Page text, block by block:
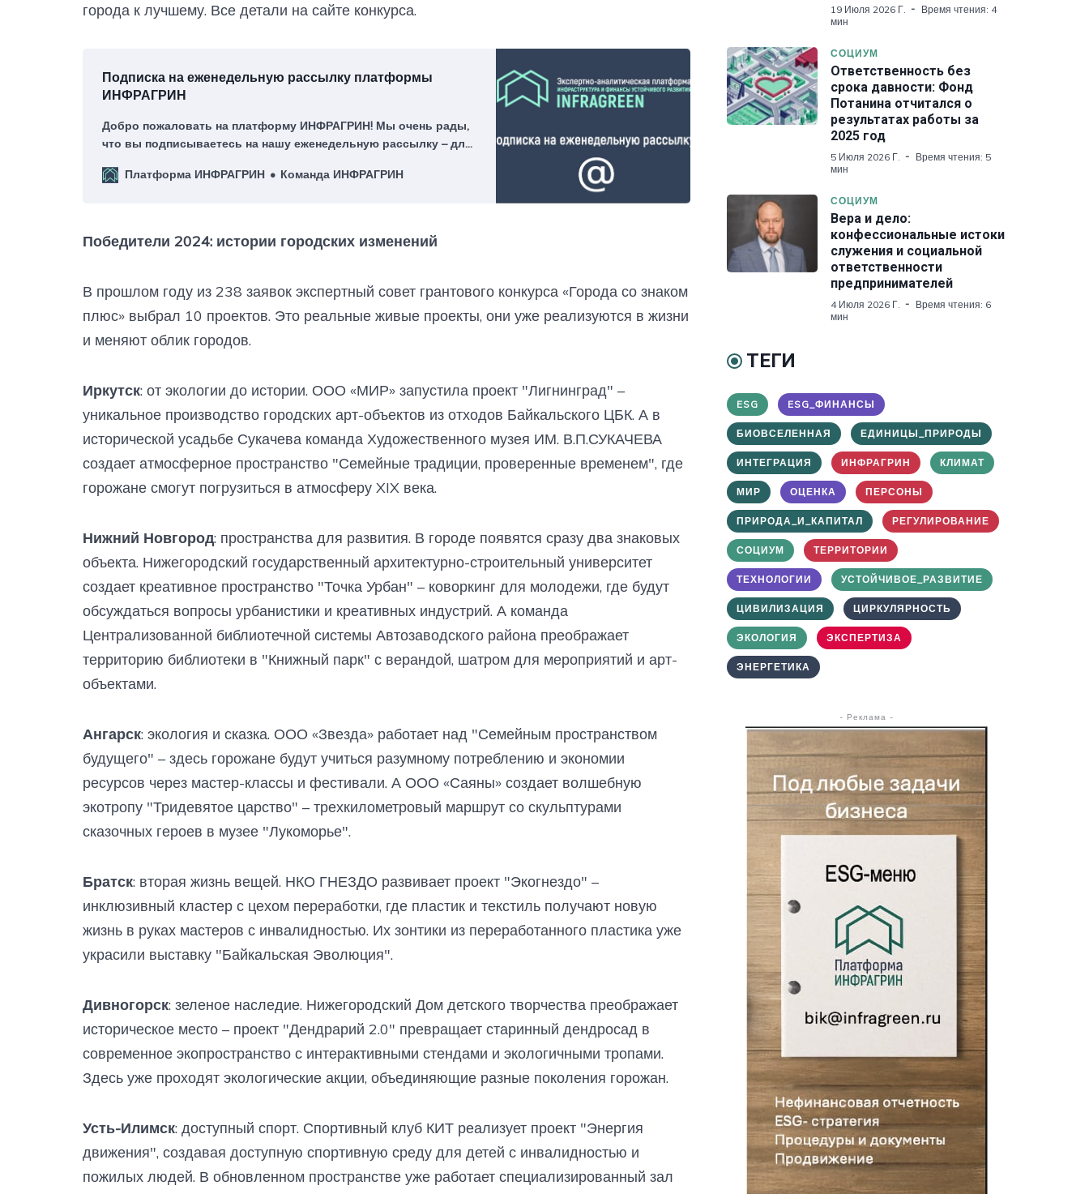
города к лучшему. Все детали на сайте конкурса.
Подписка на еженедельную рассылку платформы
ИНФРАГРИН
Добро пожаловать на платформу ИНФРАГРИН! Мы очень рады,
что вы подписываетесь на нашу еженедельную рассылку – для
Платформа ИНФРАГРИН
Команда ИНФРАГРИН
Победители 2024: истории городских изменений
В прошлом году из 238 заявок экспертный совет грантового конкурса «Города со знаком
плюс» выбрал 10 проектов. Это реальные живые проекты, они уже реализуются в жизни
и меняют облик городов.
Иркутск: от экологии до истории. ООО «МИР» запустила проект "Лигнинград" –
уникальное производство городских арт-объектов из отходов Байкальского ЦБК. А в
исторической усадьбе Сукачева команда Художественного музея ИМ. В.П.СУКАЧЕВА
создает атмосферное пространство "Семейные традиции, проверенные временем", где
горожане смогут погрузиться в атмосферу XIX века.
Нижний Новгород: пространства для развития. В городе появятся сразу два знаковых
объекта. Нижегородский государственный архитектурно-строительный университет
создает креативное пространство "Точка Урбан" – коворкинг для молодежи, где будут
обсуждаться вопросы урбанистики и креативных индустрий. А команда
Централизованной библиотечной системы Автозаводского района преображает
территорию библиотеки в "Книжный парк" с верандой, шатром для мероприятий и арт-
объектами.
Ангарск: экология и сказка. ООО «Звезда» работает над "Семейным пространством
будущего" – здесь горожане будут учиться разумному потреблению и экономии
ресурсов через мастер-классы и фестивали. А ООО «Саяны» создает волшебную
экотропу "Тридевятое царство" – трехкилометровый маршрут со скульптурами
сказочных героев в музее "Лукоморье".
Братск: вторая жизнь вещей. НКО ГНЕЗДО развивает проект "Экогнездо" –
инклюзивный кластер с цехом переработки, где пластик и текстиль получают новую
жизнь в руках мастеров с инвалидностью. Их зонтики из переработанного пластика уже
украсили выставку "Байкальская Эволюция".
Дивногорск: зеленое наследие. Нижегородский Дом детского творчества преображает
историческое место – проект "Дендрарий 2.0" превращает старинный дендросад в
современное экопространство с интерактивными стендами и экологичными тропами.
Здесь уже проходят экологические акции, объединяющие разные поколения горожан.
Усть-Илимск: доступный спорт. Спортивный клуб КИТ реализует проект "Энергия
движения", создавая доступную спортивную среду для детей с инвалидностью и
пожилых людей. В обновленном пространстве уже работает специализированный зал
19 Июля 2026 Г.
Время чтения: 4
мин
СОЦИУМ
Ответственность без
срока давности: Фонд
Потанина отчитался о
результатах работы за
2025 год
5 Июля 2026 Г.
Время чтения: 5
мин
СОЦИУМ
Вера и дело:
конфессиональные истоки
служения и социальной
ответственности
предпринимателей
4 Июля 2026 Г.
Время чтения: 6
мин
ТЕГИ
ESG ESG_ФИНАНСЫ
БИОВСЕЛЕННАЯ ЕДИНИЦЫ_ПРИРОДЫ
ИНТЕГРАЦИЯ ИНФРАГРИН КЛИМАТ
МИР ОЦЕНКА ПЕРСОНЫ
ПРИРОДА_И_КАПИТАЛ РЕГУЛИРОВАНИЕ
СОЦИУМ ТЕРРИТОРИИ
ТЕХНОЛОГИИ УСТОЙЧИВОЕ_РАЗВИТИЕ
ЦИВИЛИЗАЦИЯ ЦИРКУЛЯРНОСТЬ
ЭКОЛОГИЯ ЭКСПЕРТИЗА
ЭНЕРГЕТИКА
- Реклама -